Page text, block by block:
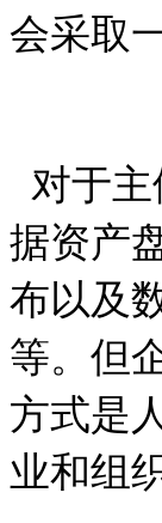
会采取
对于
据资产
布以及
等。但
方式是
业和组